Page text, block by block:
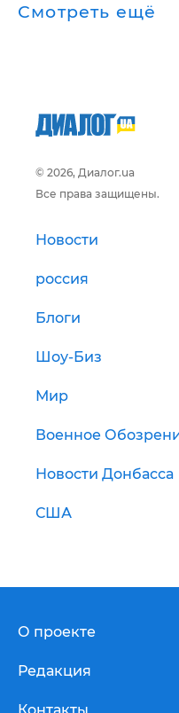
Смотреть ещё
© 2026, Диалог.ua
Все права защищены.
Новости
россия
Блоги
Шоу-Биз
Мир
Военное
Новости Донбасса
США
О проекте
Редакция